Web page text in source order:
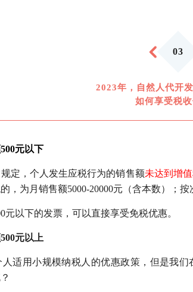
03
2023年，自然人代开
如何享受税收
元以下
规定，个人发生应税行为的销售额未达到增
，为月销售额5000-20000元（含本数）；按
元以下的发票，可以直接享受免税优惠。
元以上
适用小规模纳税人的优惠政策，但是我们